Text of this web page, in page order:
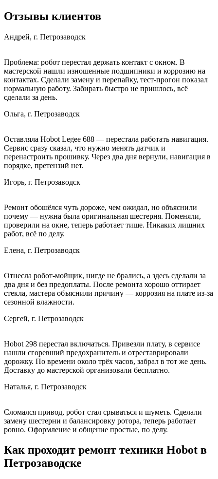
Отзывы клиентов
Андрей, г. Петрозаводск
Проблема: робот перестал держать контакт с окном. В
мастерской нашли изношенные подшипники и коррозию на
контактах. Сделали замену и перепайку, тест‑прогон показал
нормальную работу. Забирать быстро не пришлось, всё
сделали за день.
Ольга, г. Петрозаводск
Оставляла Hobot Legee 688 — перестала работать навигация.
Сервис сразу сказал, что нужно менять датчик и
перенастроить прошивку. Через два дня вернули, навигация в
порядке, претензий нет.
Игорь, г. Петрозаводск
Ремонт обошёлся чуть дороже, чем ожидал, но объяснили
почему — нужна была оригинальная шестерня. Поменяли,
проверили на окне, теперь работает тише. Никаких лишних
работ, всё по делу.
Елена, г. Петрозаводск
Отнесла робот‑мойщик, нигде не брались, а здесь сделали за
два дня и без предоплаты. После ремонта хорошо оттирает
стекла, мастера объяснили причину — коррозия на плате из‑за
сезонной влажности.
Сергей, г. Петрозаводск
Hobot 298 перестал включаться. Привезли плату, в сервисе
нашли сгоревший предохранитель и отреставрировали
дорожку. По времени около трёх часов, забрал в тот же день.
Доставку до мастерской организовали бесплатно.
Наталья, г. Петрозаводск
Сломался привод, робот стал срываться и шуметь. Сделали
замену шестерни и балансировку ротора, теперь работает
ровно. Оформление и общение простые, по делу.
Как проходит ремонт техники Hobot в
Петрозаводске